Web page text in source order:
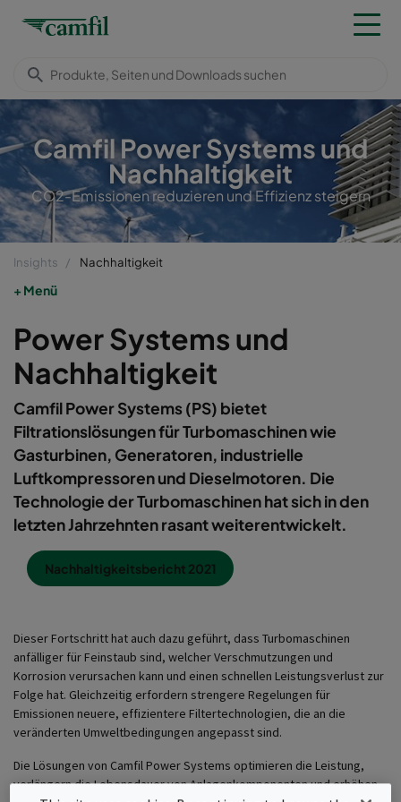
Camfil Power Systems und
Nachhaltigkeit
CO2-Emissionen reduzieren und Effizienz steigern
Insights Nachhaltigkeit
Menü
Power Systems und
Nachhaltigkeit
Camfil Power Systems (PS) bietet
Filtrationslösungen für Turbomaschinen wie
Gasturbinen, Generatoren, industrielle
Luftkompressoren und Dieselmotoren. Die
Technologie der Turbomaschinen hat sich in den
letzten Jahrzehnten rasant weiterentwickelt.
Nachhaltigkeitsbericht 2021
Dieser Fortschritt hat auch dazu geführt, dass Turbomaschinen
anfälliger für Feinstaub sind, welcher Verschmutzungen und
Korrosion verursachen kann und einen schnellen Leistungsverlust zur
Folge hat. Gleichzeitig erfordern strengere Regelungen für
Emissionen neuere, effizientere Filtertechnologien, die an die
veränderten Umweltbedingungen angepasst sind.
Die Lösungen von Camfil Power Systems optimieren die Leistung,
verlängern die Lebensdauer von Anlagenkomponenten und erhöhen